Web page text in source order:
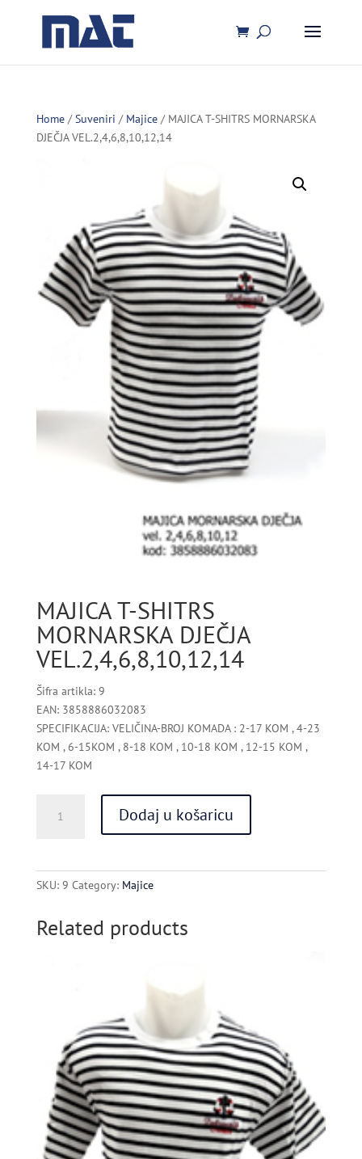
Home/Suveniri / Majice/ MAJICA T-SHITRS MORNARSKA
DJEČJA VEL.2,4,6,8,10,12,14
MAJICA T-SHITRS
MORNARSKA DJEČJA
VEL.2,4,6,8,10,12,14
Šifra artikla: 9
EAN: 3858886032083
SPECIFIKACIJA: VELIČINA-BROJ KOMADA : 2-17 KOM , 4-23
KOM , 6-15KOM , 8-18 KOM , 10-18 KOM , 12-15 KOM ,
14-17 KOM
VEL.2,4,6,8,10,12,14
Dodaj u košaricu
SKU: 9 Category: Majice
Related products